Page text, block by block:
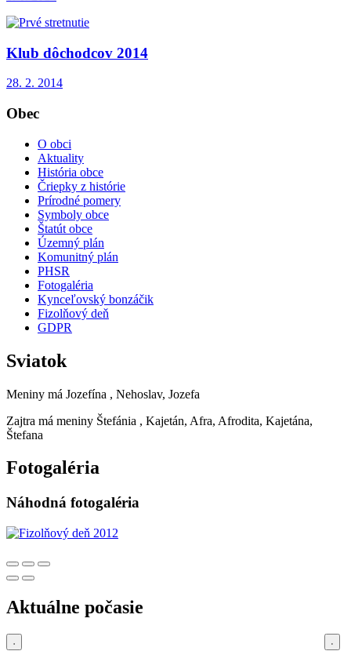
Klub dôchodcov 2014
28. 2. 2014
Obec
O obci
Aktuality
História obce
Čriepky z histórie
Prírodné pomery
Symboly obce
Štatút obce
Územný plán
Komunitný plán
PHSR
Fotogaléria
Kynceľovský bonzáčik
Fizolňový deň
GDPR
Sviatok
Meniny má Jozefína , Nehoslav, Jozefa
Zajtra má meniny Štefánia , Kajetán, Afra, Afrodita, Kajetána,
Štefana
Fotogaléria
Náhodná fotogaléria
Aktuálne počasie